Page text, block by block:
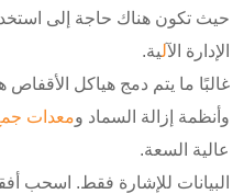
حيث تكون هناك حاجة إلى
الإدارة الآلية.
غالبًا ما يتم دمج هياكل الأقفاص
وأنظمة إزالة السماد ومعدات
عالية السعة.
البيانات للإشارة فقط. اسحب